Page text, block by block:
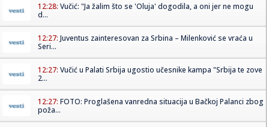
12:28: Vučić: "Ja žalim što se 'Oluja' dogodila, a oni jer ne mogu
d...
12:27: Juventus zainteresovan za Srbina – Milenković se vraća u
Seri...
12:27: Vučić u Palati Srbija ugostio učesnike kampa "Srbija te zove
2...
12:27: FOTO: Proglašena vanredna situacija u Bačkoj Palanci zbog
poža...